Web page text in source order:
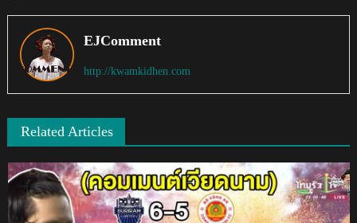
EJComment
http://kwamkidhen.com
Related Articles